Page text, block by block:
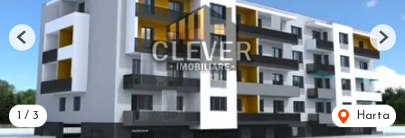
1 / 3 Harta
Previous